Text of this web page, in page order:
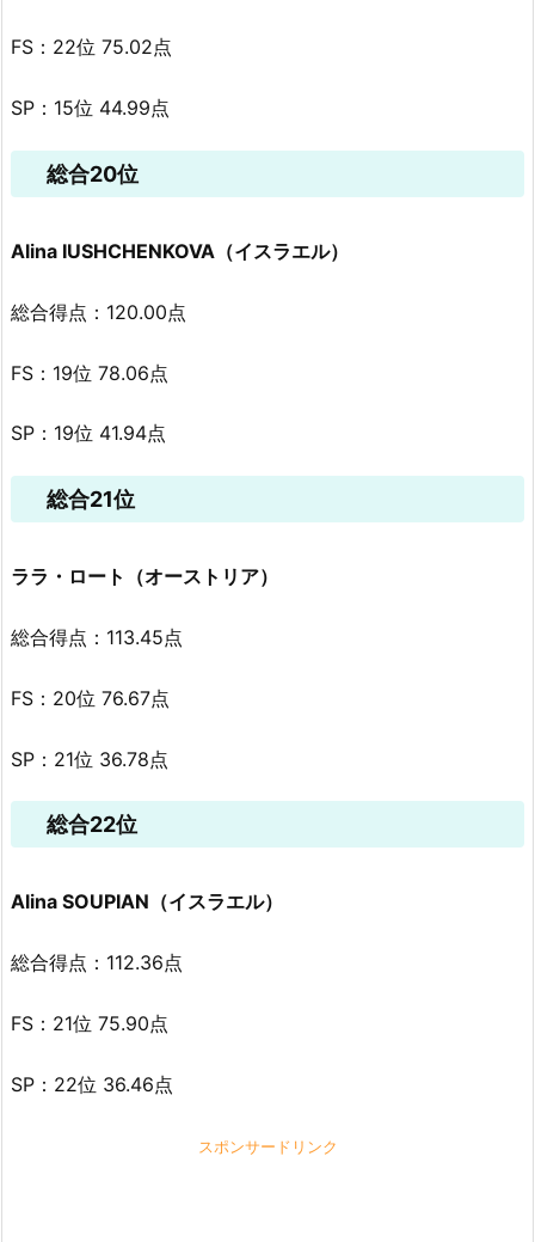
FS：22位 75.02点
SP：15位 44.99点
総合20位
Alina IUSHCHENKOVA（イスラエル）
総合得点：120.00点
FS：19位 78.06点
SP：19位 41.94点
総合21位
ララ・ロート（オーストリア）
総合得点：113.45点
FS：20位 76.67点
SP：21位 36.78点
総合22位
Alina SOUPIAN（イスラエル）
総合得点：112.36点
FS：21位 75.90点
SP：22位 36.46点
スポンサードリンク